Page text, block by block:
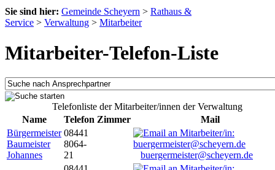
Sie sind hier: Gemeinde Scheyern > Rathaus &
Service > Verwaltung > Mitarbeiter
Mitarbeiter-Telefon-Liste
Telefonliste der Mitarbeiter/innen der Verwaltung
Name
Telefon Zimmer
Mail
Bürgermeister
Baumeister
Johannes
08441
8064-
21
buergermeister@scheyern.de